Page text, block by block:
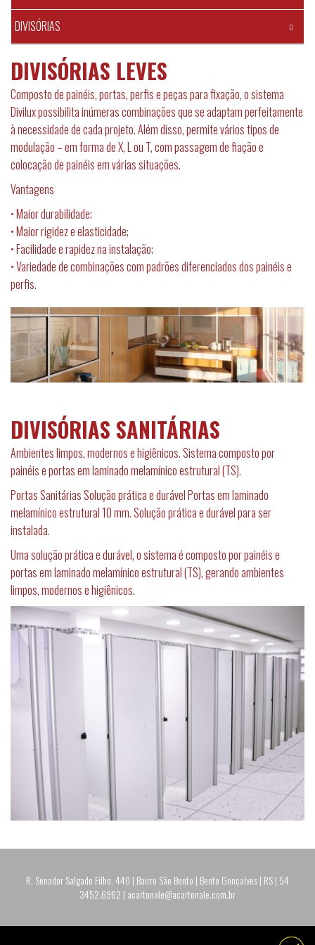
DIVISÓRIAS
DIVISÓRIAS LEVES
Composto de painéis, portas, perfis e peças para fixação, o sistema
Divilux possibilita inúmeras combinações que se adaptam perfeitamente
à necessidade de cada projeto. Além disso, permite vários tipos de
modulação – em forma de X, L ou T, com passagem de fiação e
colocação de painéis em várias situações.
Vantagens
• Maior durabilidade;
• Maior rigidez e elasticidade;
• Facilidade e rapidez na instalação;
• Variedade de combinações com padrões diferenciados dos painéis e
perfis.
DIVISÓRIAS SANITÁRIAS
Ambientes limpos, modernos e higiênicos. Sistema composto por
painéis e portas em laminado melamínico estrutural (TS).
Portas Sanitárias Solução prática e durável Portas em laminado
melamínico estrutural 10 mm. Solução prática e durável para ser
instalada.
Uma solução prática e durável, o sistema é composto por painéis e
portas em laminado melamínico estrutural (TS), gerando ambientes
limpos, modernos e higiênicos.
R. Senador Salgado Filho, 440 | Bairro São Bento | Bento Gonçalves | RS | 54
3452.6962 | acartonale@acartonale.com.br